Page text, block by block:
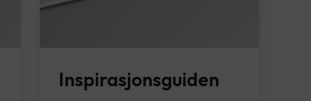
Inspirasjonsguiden